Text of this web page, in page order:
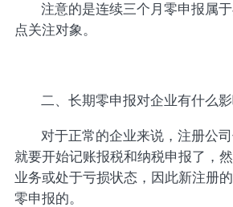
注意的是连续三个月零申报属
点关注对象。
二、长期零申报对企业有什么
对于正常的企业来说，注册公
就要开始记账报税和纳税申报了，
业务或处于亏损状态，因此新注册
零申报的。